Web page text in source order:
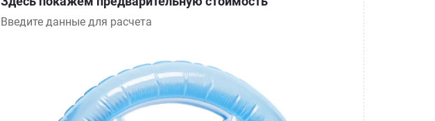
Введите данные для расчета